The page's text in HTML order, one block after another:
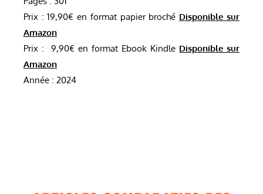
Prix : 19,90€ en format papier broché Disponible sur
Amazon
Prix : 9,90€ en format Ebook Kindle Disponible sur
Amazon
Année : 2024